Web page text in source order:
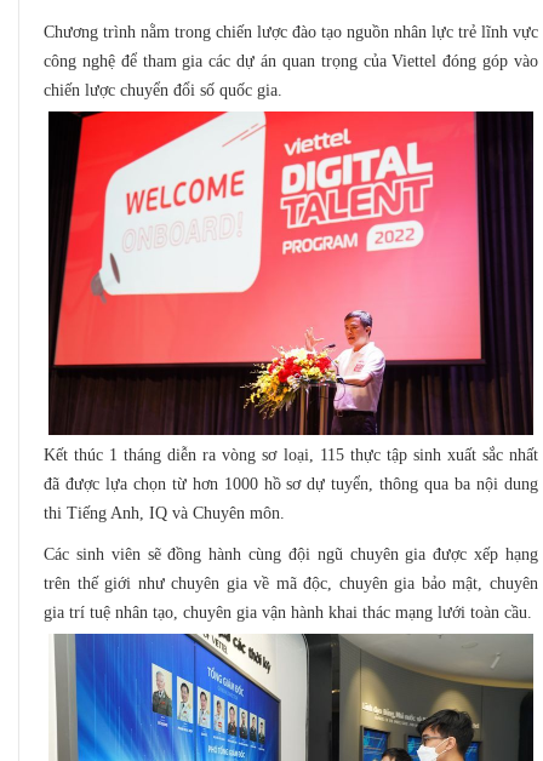
Chương trình nằm trong chiến lược đào tạo nguồn nhân lực trẻ lĩnh vực
công nghệ để tham gia các dự án quan trọng của Viettel đóng góp vào
chiến lược chuyển đổi số quốc gia.
Kết thúc 1 tháng diễn ra vòng sơ loại, 115 thực tập sinh xuất sắc nhất
đã được lựa chọn từ hơn 1000 hồ sơ dự tuyển, thông qua ba nội dung
thi Tiếng Anh, IQ và Chuyên môn.
Các sinh viên sẽ đồng hành cùng đội ngũ chuyên gia được xếp hạng
trên thế giới như chuyên gia về mã độc, chuyên gia bảo mật, chuyên
gia trí tuệ nhân tạo, chuyên gia vận hành khai thác mạng lưới toàn cầu.